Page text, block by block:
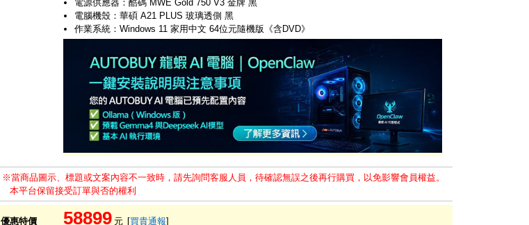
電源供應器：酷碼 MWE Gold 750 V3 金牌 黑
電腦機殼：華碩 A21 PLUS 玻璃透側 黑
作業系統：Windows 11 家用中文 64位元隨機版《含DVD》
※當商品圖示、標題或文案內容不一致時，請先詢問客服人員，待確認無誤之後再行購買，以免影響會員權益。
本平台保留接受訂單與否的權利
優惠特價 58899 元 [買貴通報]